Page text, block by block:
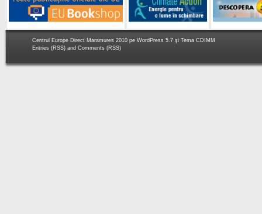
Centrul Europe Direct Maramures 2010 pe WordPress 5.7 şi Tema CDIMM
Entries (RSS) and Comments (RSS)